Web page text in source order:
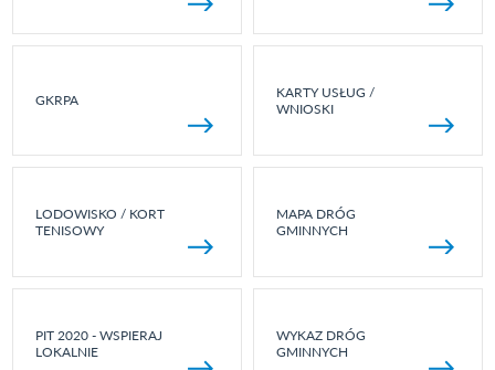
GKRPA
KARTY USŁUG /
WNIOSKI
LODOWISKO / KORT
TENISOWY
MAPA DRÓG
GMINNYCH
PIT 2020 - WSPIERAJ
LOKALNIE
WYKAZ DRÓG
GMINNYCH